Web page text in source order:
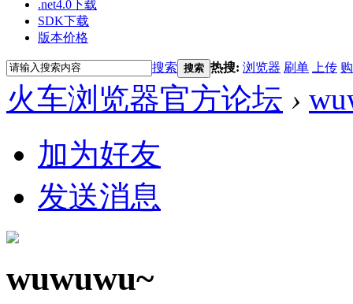
.net4.0下载
SDK下载
版本价格
搜索 搜索 热搜: 浏览器 刷单 上传
火车浏览器官方论坛 ›
加为好友
发送消息
wuwuwu~